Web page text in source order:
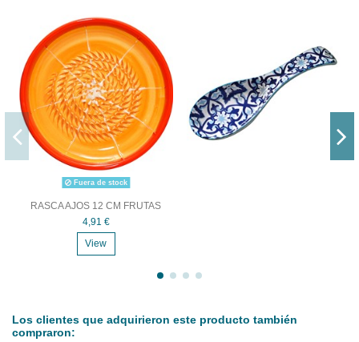
Fuera de stock
RASCA AJOS 12 CM FRUTAS
4,91 €
View
Los clientes que adquirieron este producto también
compraron: